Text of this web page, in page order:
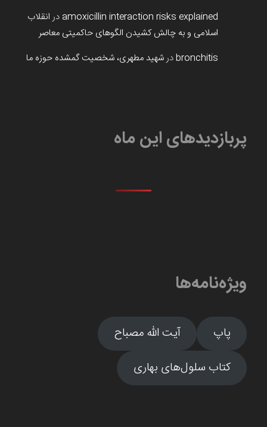
amoxicillin interaction risks explained در انقلاب
اسلامی و به چالش کشیدن الگوهای حاکمیتی معاصر
bronchitisدرشهید مطهری، شخصیت گمشده حوزه ما
پربازدیدهای این ماه
ویژه‌نامه‌ها
پاپ
آیت الله مصباح
کتاب سلول‌های بهاری